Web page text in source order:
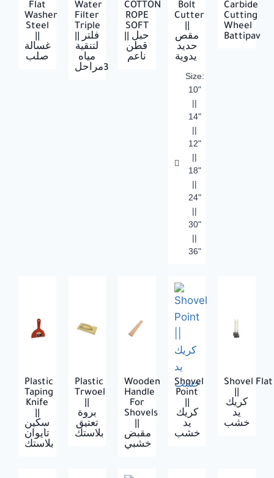
Flat
Washer
Steel
غسالة
صلب
Water
Filter
Triple
|| فلتر
لتنقية
مياه
3مراحل
COTTON
ROPE
SOFT
قطن
ناعم
Bolt
Cutter
مقص
حديد
يدوية
Size:
10"
||
14"
||
12"
||
18"
||
24"
||
30"
||
36"
Carbide
Cutting
Wheel
Battipav
Plastic
Taping
Knife
سكين
تايوان
بلاستك
Plastic
Trwoel
بروة
تعتيق
بلاستك
Wooden
Handle
For
Shovels
مقبض
خشبي
Shovel
Point
كريك
يد
خشب
Shovel Flat
كريك
يد
خشب